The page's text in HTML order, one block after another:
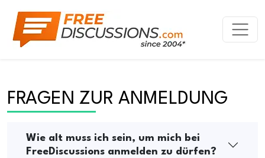
FRAGEN ZUR ANMELDUNG
Wie alt muss ich sein, um mich bei
FreeDiscussions anmelden zu dürfen?